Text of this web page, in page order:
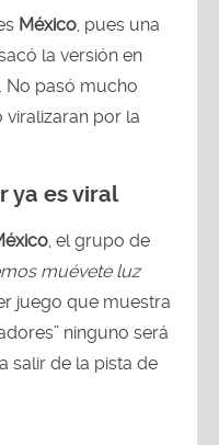
México, pues una
la versión en
No pasó mucho
por la
ya es viral
, el grupo de
muévete luz
juego que muestra
ninguno será
salir de la pista de